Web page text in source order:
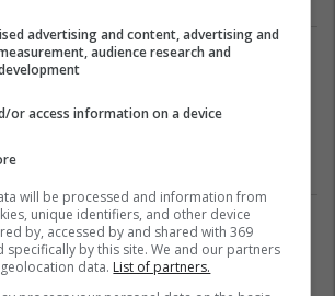
Partia e Drejtësisë del kundër Ferid
Aganit: Jemi kundër demarkacionit
Kosovë
Roli i vërtetë i Amerikës në Siri
Opinione
advertising and content, advertising and
audience research and
or access information on a device
will be processed and information from
unique identifiers, and other device
by, accessed by and shared with 369
specifically by this site. We and our partners
data. List of partners.